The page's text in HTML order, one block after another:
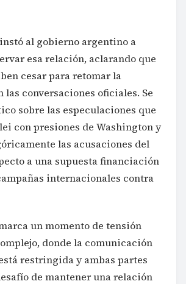
al gobierno argentino a
esa relación, aclarando que
cesar para retomar la
las conversaciones oficiales. Se
sobre las especulaciones que
con presiones de Washington y
las acusaciones del
a una supuesta financiación
internacionales contra
un momento de tensión
donde la comunicación
restringida y ambas partes
de mantener una relación